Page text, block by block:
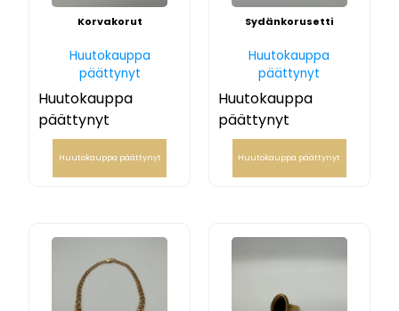
Korvakorut
Huutokauppa
päättynyt
Huutokauppa
päättynyt
Huutokauppa päättynyt
Sydänkorusetti
Huutokauppa
päättynyt
Huutokauppa
päättynyt
Huutokauppa päättynyt